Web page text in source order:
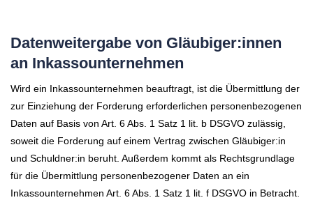
Datenweitergabe von Gläubiger:innen
an Inkassounternehmen
Wird ein Inkassounternehmen beauftragt, ist die Übermittlung der
zur Einziehung der Forderung erforderlichen personenbezogenen
Daten auf Basis von Art. 6 Abs. 1 Satz 1 lit. b DSGVO zulässig,
soweit die Forderung auf einem Vertrag zwischen Gläubiger:in
und Schuldner:in beruht. Außerdem kommt als Rechtsgrundlage
für die Übermittlung personenbezogener Daten an ein
Inkassounternehmen Art. 6 Abs. 1 Satz 1 lit. f DSGVO in Betracht.